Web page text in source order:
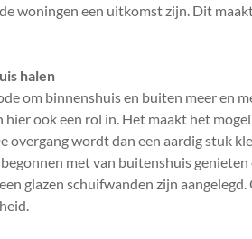
woningen een uitkomst zijn. Dit
halen
om binnenshuis en buiten meer en
hier ook een rol in. Het maakt het
overgang wordt dan een aardig stuk
met van buitenshuis
glazen schuifwanden zijn